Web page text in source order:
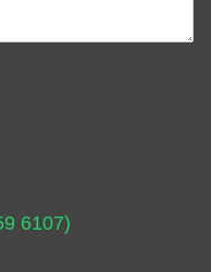
6107)